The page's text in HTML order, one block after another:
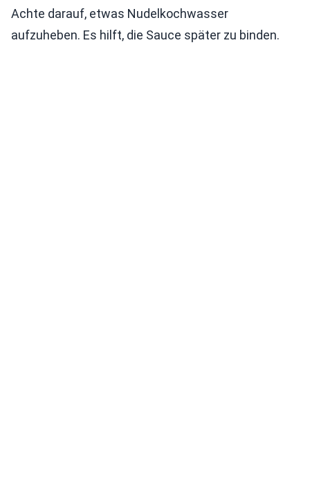
Achte darauf, etwas Nudelkochwasser
aufzuheben. Es hilft, die Sauce später zu binden.